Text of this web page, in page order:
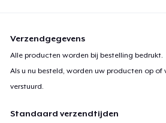
Verzendgegevens
Alle producten worden bij bestelling bedrukt.
Als u nu besteld, worden uw producten op of
verstuurd.
Standaard verzendtijden